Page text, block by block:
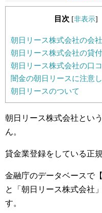
目次 [非表示]
朝日リース株式会社の会
朝日リース株式会社の貸
朝日リース株式会社の口
闇金の朝日リースに注意
朝日リースのついて
朝日リース株式会社とい
ん。
貸金業登録をしている正
金融庁のデータベースで
と「朝日リース株式会社
す。